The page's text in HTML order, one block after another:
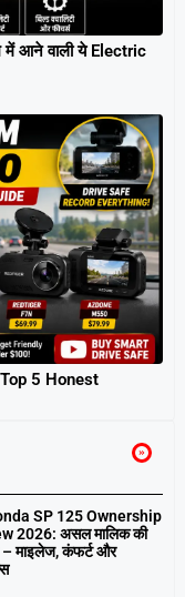
आने वाली ये Electric
5 Honest
SP 125 Ownership
2026: असल मालिक की
– माइलेज, कंफर्ट और